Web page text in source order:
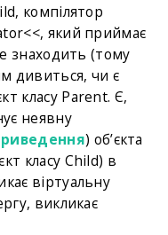
компілятор
який приймає
знаходить (тому
дивиться, чи є
класу Parent. Є,
неявну
) об’єкта
класу Child) в
віртуальну
викликає